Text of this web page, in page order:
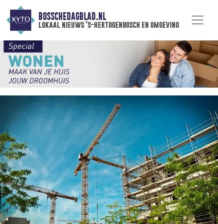
BOSSCHEDAGBLAD.NL
lokaal nieuws 's-hertogenbosch en omgeving